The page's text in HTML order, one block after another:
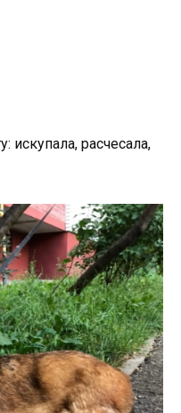
искупала, расчесала,